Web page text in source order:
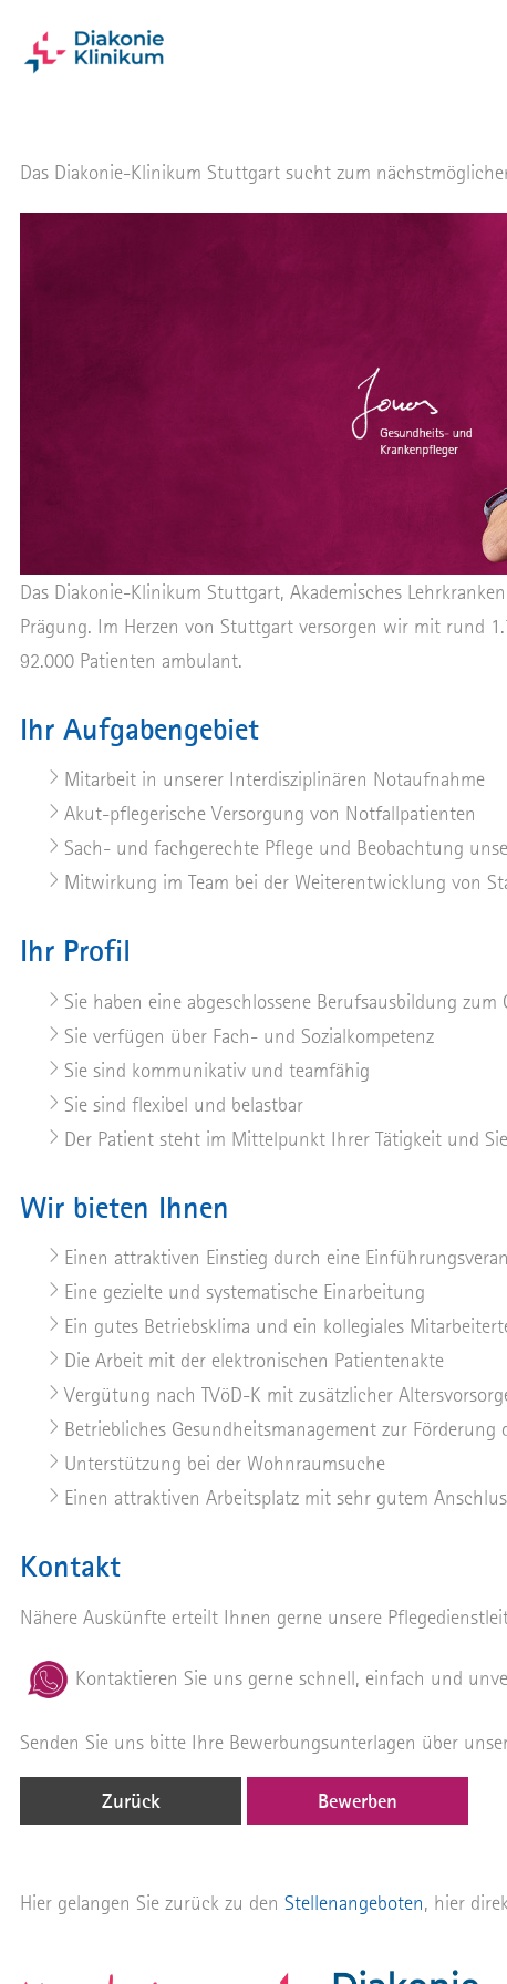
Das Diakonie-Klinikum Stuttgart sucht zum
Pflegefachmann / Pflegefachfrau
Das Diakonie-Klinikum Stuttgart, Akademisches
Prägung. Im Herzen von Stuttgart versorgen wir mit rund
92.000 Patienten ambulant.
Ihr Aufgabengebiet
Mitarbeit in unserer Interdisziplinären Notaufnahme
Akut-pflegerische Versorgung von Notfallpatienten
Sach- und fachgerechte Pflege und Beobachtung
Mitwirkung im Team bei der Weiterentwicklung von
Ihr Profil
Sie haben eine abgeschlossene Berufsausbildung
Sie verfügen über Fach- und Sozialkompetenz
Sie sind kommunikativ und teamfähig
Sie sind flexibel und belastbar
Der Patient steht im Mittelpunkt Ihrer Tätigkeit und
Wir bieten Ihnen
Einen attraktiven Einstieg durch eine
Eine gezielte und systematische Einarbeitung
Ein gutes Betriebsklima und ein kollegiales
Die Arbeit mit der elektronischen Patientenakte
Vergütung nach TVöD-K mit zusätzlicher
Betriebliches Gesundheitsmanagement zur
Unterstützung bei der Wohnraumsuche
Einen attraktiven Arbeitsplatz mit sehr gutem
Kontakt
Nähere Auskünfte erteilt Ihnen gerne unsere
Kontaktieren Sie uns gerne schnell, einfach und
Senden Sie uns bitte Ihre Bewerbungsunterlagen über
Zurück Bewerben
Hier gelangen Sie zurück zu den Stellenangeboten, hier